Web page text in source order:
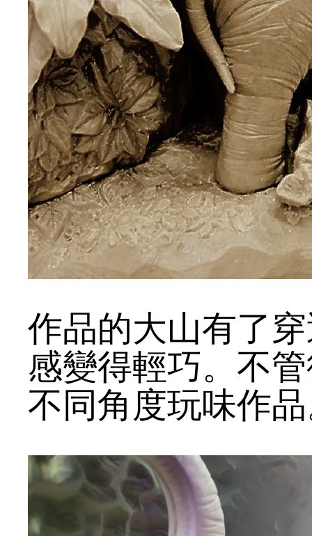
作品的大山有了
感變得輕巧。不
不同角度玩味作